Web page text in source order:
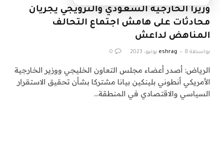
وزيرا الخارجية السعودي والنرويجي يجريان
محادثات على هامش اجتماع التحالف
المناهض لداعش
بواسطة eshrag 8 يونيو، 2023 0
الرياض: أصدر أعضاء مجلس التعاون الخليجي ووزير الخارجية
الأمريكي أنطوني بلينكين بيانا مشتركا بشأن تحقيق الاستقرار
السياسي والاقتصادي في المنطقة…